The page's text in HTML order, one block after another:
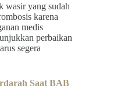
wasir yang sudah
karena
medis
perbaikan
segera
Saat BAB